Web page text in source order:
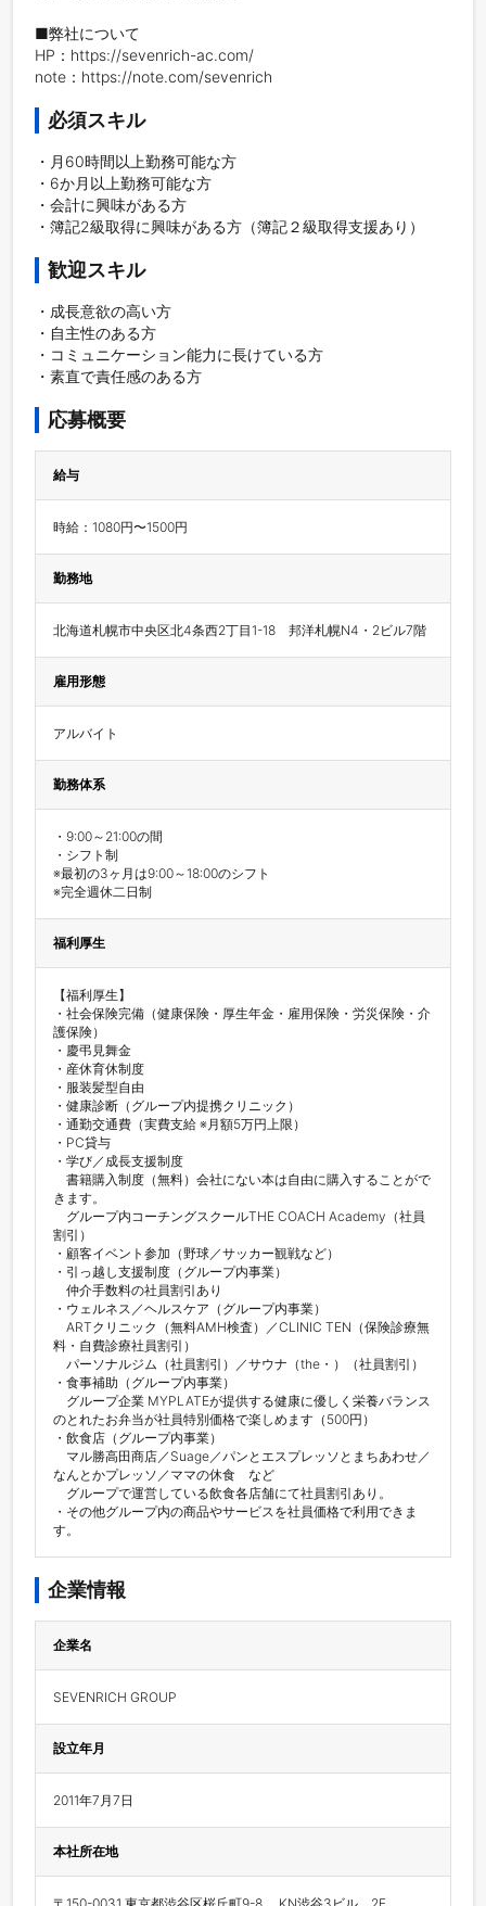
■弊社について
HP：https://sevenrich-ac.com/
note：https://note.com/sevenrich
必須スキル
・月60時間以上勤務可能な方
・6か月以上勤務可能な方
・会計に興味がある方
・簿記2級取得に興味がある方（簿記２級取得支援あり）
歓迎スキル
・成長意欲の高い方
・自主性のある方
・コミュニケーション能力に長けている方
・素直で責任感のある方
応募概要
給与
時給：1080円〜1500円
勤務地
北海道札幌市中央区北4条西2丁目1-18　邦洋札幌N4・2ビル7階
雇用形態
アルバイト
勤務体系
・9:00～21:00の間
・シフト制
※最初の3ヶ月は9:00～18:00のシフト
※完全週休二日制
福利厚生
【福利厚生】
・社会保険完備（健康保険・厚生年金・雇用保険・労災保険・介
護保険）
・慶弔見舞金
・産休育休制度
・服装髪型自由
・健康診断（グループ内提携クリニック）
・通勤交通費（実費支給 ※月額5万円上限）
・PC貸与
・学び／成長支援制度
書籍購入制度（無料）会社にない本は自由に購入することがで
きます。
グループ内コーチングスクールTHE COACH Academy（社員
割引）
・顧客イベント参加（野球／サッカー観戦など）
・引っ越し支援制度（グループ内事業）
仲介手数料の社員割引あり
・ウェルネス／ヘルスケア（グループ内事業）
ARTクリニック（無料AMH検査）／CLINIC TEN（保険診療無
料・自費診療社員割引）
パーソナルジム（社員割引）／サウナ（the・）（社員割引）
・食事補助（グループ内事業）
グループ企業 MYPLATEが提供する健康に優しく栄養バランス
のとれたお弁当が社員特別価格で楽しめます（500円）
・飲食店（グループ内事業）
マル勝高田商店／Suage／パンとエスプレッソとまちあわせ／
なんとかプレッソ／ママの休食　など
グループで運営している飲食各店舗にて社員割引あり。
・その他グループ内の商品やサービスを社員価格で利用できま
す。
企業情報
企業名
SEVENRICH GROUP
設立年月
2011年7月7日
本社所在地